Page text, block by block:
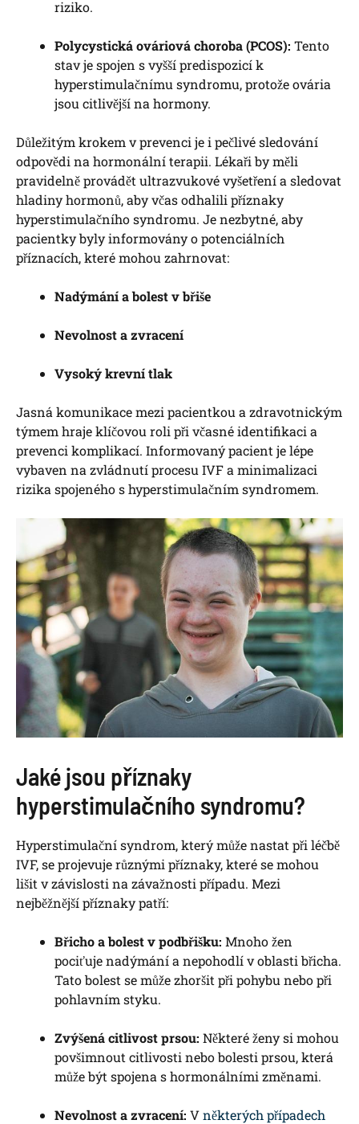
riziko.
Polycystická ováriová choroba (PCOS): Tento
stav je spojen s vyšší predispozicí k
hyperstimulačnímu syndromu, protože ovária
jsou citlivější na hormony.
Důležitým krokem v prevenci je i pečlivé sledování
odpovědi na hormonální terapii. Lékaři by měli
pravidelně provádět ultrazvukové vyšetření a sledovat
hladiny hormonů, aby včas odhalili příznaky
hyperstimulačního syndromu. Je nezbytné, aby
pacientky byly informovány o potenciálních
příznacích, které mohou zahrnovat:
Nadýmání a bolest v břiše
Nevolnost a zvracení
Vysoký krevní tlak
Jasná komunikace mezi pacientkou a zdravotnickým
týmem hraje klíčovou roli při včasné identifikaci a
prevenci komplikací. Informovaný pacient je lépe
vybaven na zvládnutí procesu IVF a minimalizaci
rizika spojeného s hyperstimulačním syndromem.
Jaké jsou příznaky
hyperstimulačního syndromu?
Hyperstimulační syndrom, který může nastat při léčbě
IVF, se projevuje různými příznaky, které se mohou
lišit v závislosti na závažnosti případu. Mezi
nejběžnější příznaky patří:
Břicho a bolest v podbřišku: Mnoho žen
pociťuje nadýmání a nepohodlí v oblasti břicha.
Tato bolest se může zhoršit při pohybu nebo při
pohlavním styku.
Zvýšená citlivost prsou: Některé ženy si mohou
povšimnout citlivosti nebo bolesti prsou, která
může být spojena s hormonálními změnami.
Nevolnost a zvracení: Vněkterých případech